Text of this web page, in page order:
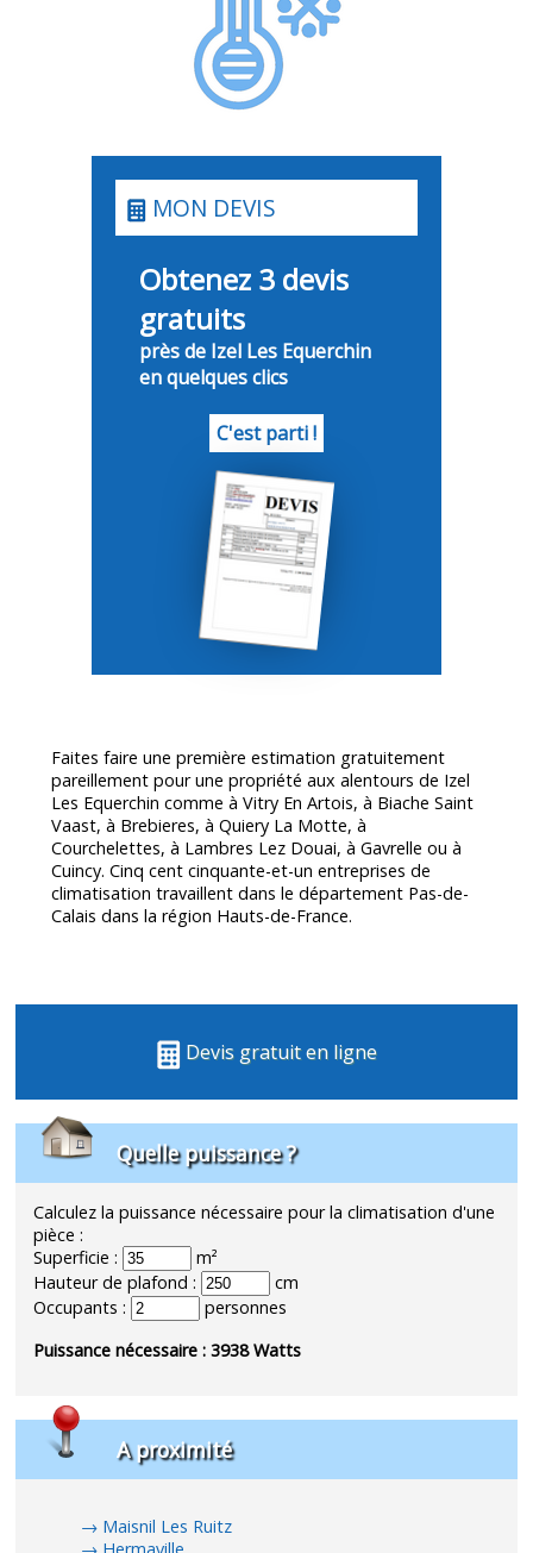
MON DEVIS
Obtenez 3 devis
gratuits
près de Izel Les Equerchin
en quelques clics
C'est parti !
Faites faire une première estimation gratuitement
pareillement pour une propriété aux alentours de Izel
Les Equerchin comme à Vitry En Artois, à Biache Saint
Vaast, à Brebieres, à Quiery La Motte, à
Courchelettes, à Lambres Lez Douai, à Gavrelle ou à
Cuincy. Cinq cent cinquante-et-un entreprises de
climatisation travaillent dans le département Pas-de-
Calais dans la région Hauts-de-France.
Devis gratuit en ligne
Quelle puissance ?
Calculez la puissance nécessaire pour la climatisation d'une
pièce :
Superficie :
m²
Hauteur de plafond :
cm
Occupants :
personnes
Puissance nécessaire :3938Watts
A proximité
Maisnil Les Ruitz
Hermaville